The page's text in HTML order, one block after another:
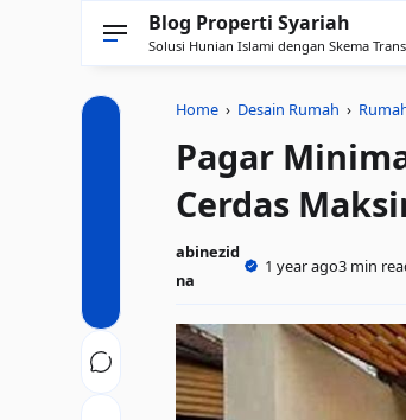
Blog Properti Syariah
Solusi Hunian Islami dengan Skema
Home › Desain Rumah ›
Pagar
Cerdas
abinezid
na
1 year ago3 min